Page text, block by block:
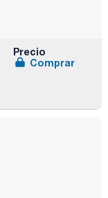
Precio
Comprar